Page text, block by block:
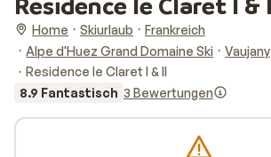
Home Skiurlaub
Frankreich
Alpe d'Huez Grand Domaine Ski
Vaujany
Residence le Claret I & II
8.9 Fantastisch 3 Bewertungen